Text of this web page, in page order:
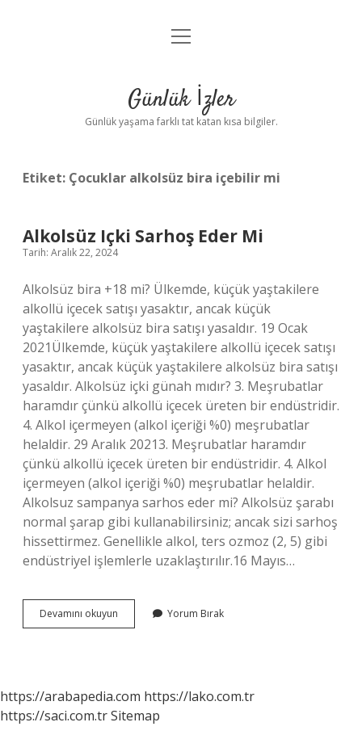
Anasayfa
Yasal Uyarı
menüyü
Günlük İzler
Günlük yaşama farklı tat katan kısa bilgiler.
Etiket: Çocuklar alkolsüz bira içebilir mi
Alkolsüz Içki Sarhoş Eder Mi
Tarih: Aralık 22, 2024
Alkolsüz bira +18 mi? Ülkemde, küçük yaştakilere
alkollü içecek satışı yasaktır, ancak küçük
yaştakilere alkolsüz bira satışı yasaldır. 19 Ocak
2021Ülkemde, küçük yaştakilere alkollü içecek satışı
yasaktır, ancak küçük yaştakilere alkolsüz bira satışı
yasaldır. Alkolsüz içki günah mıdır? 3. Meşrubatlar
haramdır çünkü alkollü içecek üreten bir endüstridir.
4. Alkol içermeyen (alkol içeriği %0) meşrubatlar
helaldir. 29 Aralık 20213. Meşrubatlar haramdır
çünkü alkollü içecek üreten bir endüstridir. 4. Alkol
içermeyen (alkol içeriği %0) meşrubatlar helaldir.
Alkolsuz sampanya sarhos eder mi? Alkolsüz şarabı
normal şarap gibi kullanabilirsiniz; ancak sizi sarhoş
hissettirmez. Genellikle alkol, ters ozmoz (2, 5) gibi
endüstriyel işlemlerle uzaklaştırılır.16 Mayıs…
Devamını okuyun Alkolsüz
Içki
Yorum Bırak
https://arabapedia.com https://lako.com.tr
https://saci.com.trSitemap